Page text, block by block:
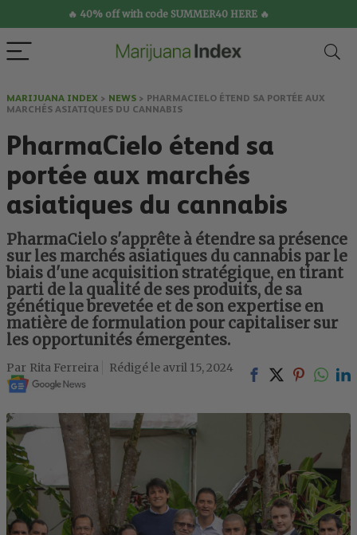
🔥 40% off with code SUMMER40 HERE 🔥
MARIJUANA INDEX > NEWS > PHARMACIELO ÉTEND SA PORTÉE AUX
MARCHÉS ASIATIQUES DU CANNABIS
PharmaCielo étend sa
portée aux marchés
asiatiques du cannabis
PharmaCielo s'apprête à étendre sa présence
sur les marchés asiatiques du cannabis par le
biais d'une acquisition stratégique, en tirant
parti de la qualité de ses produits, de sa
génétique brevetée et de son expertise en
matière de formulation pour capitaliser sur
les opportunités émergentes.
Rita Ferreira avril 15, 2024